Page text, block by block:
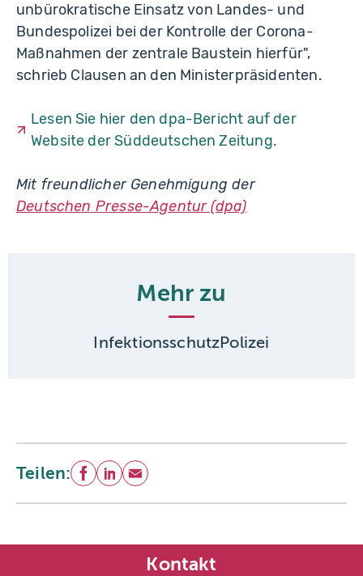
unbürokratische Einsatz von Landes- und
Bundespolizei bei der Kontrolle der Corona-
Maßnahmen der zentrale Baustein hierfür",
schrieb Clausen an den Ministerpräsidenten.
Lesen Sie hier den dpa-Bericht auf der
Website der Süddeutschen Zeitung.
Mit freundlicher Genehmigung der
Deutschen Presse-Agentur (dpa)
Mehr zu
InfektionsschutzPolizei
Teilen: Facebook
LinkedIn
E-Mail
Kontakt